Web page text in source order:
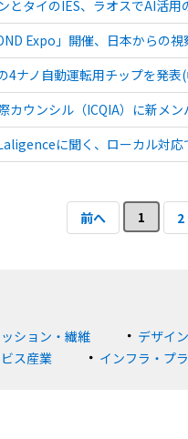
とタイのIES、ラオスでAI活
Expo」開催、日本からの
4ナノ自動運転用チップを発表
カウンシル（ICQIA）に新メ
に聞く、ローカル対
前へ 1 2
ション・繊維 デザイ
ス産業 インフラ・プ